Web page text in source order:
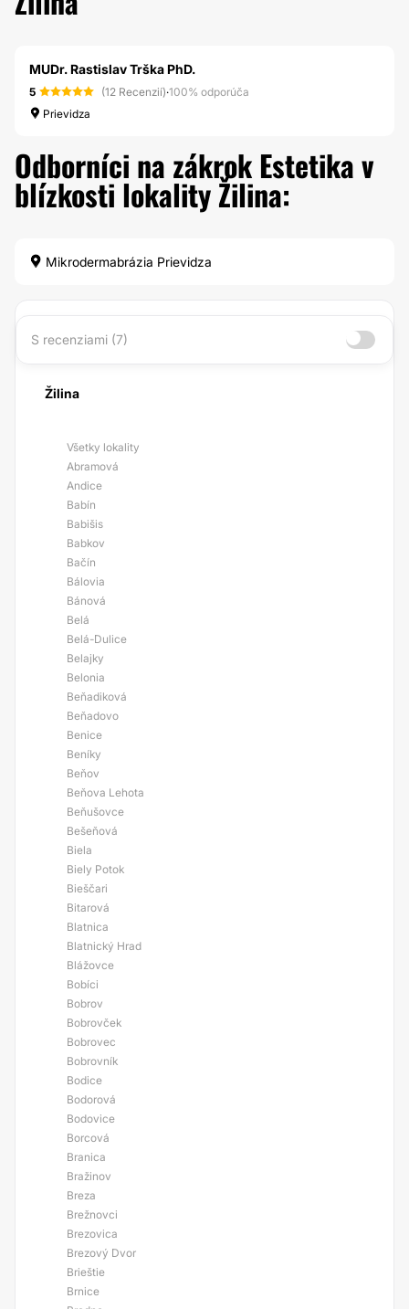
MUDr. Rastislav Trška PhD.
5 (12 Recenzií)·100% odporúča
Prievidza
Odborníci na zákrok Estetika v
blízkosti lokality Žilina:
Mikrodermabrázia Prievidza
S recenziami (7)
Žilina
Všetky lokality
Abramová
Andice
Babín
Babišis
Babkov
Bačín
Bálovia
Bánová
Belá
Belá-Dulice
Belajky
Belonia
Beňadiková
Beňadovo
Benice
Beníky
Beňov
Beňova Lehota
Beňušovce
Bešeňová
Biela
Biely Potok
Bieščari
Bitarová
Blatnica
Blatnický Hrad
Blážovce
Bobíci
Bobrov
Bobrovček
Bobrovec
Bobrovník
Bodice
Bodorová
Bodovice
Borcová
Branica
Bražinov
Breza
Brežnovci
Brezovica
Brezový Dvor
Brieštie
Brnice